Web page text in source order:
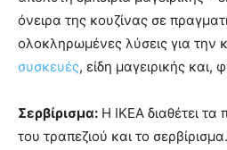
όνειρα της κουζίνας σε
ολοκληρωμένες λύσεις για την
συσκευές, είδη μαγειρικής
Σερβίρισμα: Η ΙΚΕΑ διαθέτει τα
του τραπεζιού και το